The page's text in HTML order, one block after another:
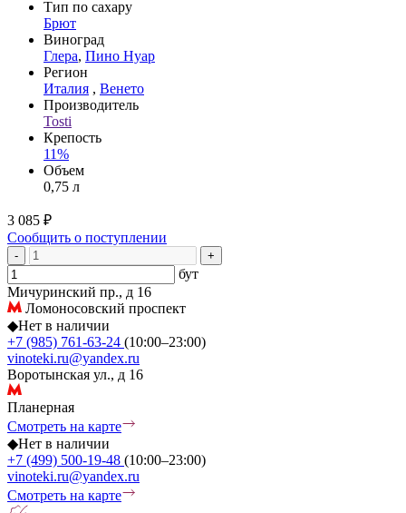
Тип по сахару
Брют
Виноград
Глера, Пино Нуар
Регион
Италия , Венето
Производитель
Tosti
Крепость
11%
Объем
0,75 л
3 085 ₽
Сообщить о поступлении
- +
бут
Мичуринский пр., д 16
Ломоносовский проспект
◆Нет в наличии
+7 (985) 761-63-24 (10:00–23:00)
vinoteki.ru@yandex.ru
Воротынская ул., д 16
Планерная
Смотреть на карте
◆Нет в наличии
+7 (499) 500-19-48 (10:00–23:00)
vinoteki.ru@yandex.ru
Смотреть на карте